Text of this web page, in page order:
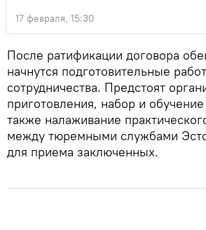
17 февраля, 15:30
После ратификации договора
начнутся подготовительные
сотрудничества. Предстоят
приготовления, набор и
также налаживание
между тюремными службами
для приема заключенных.